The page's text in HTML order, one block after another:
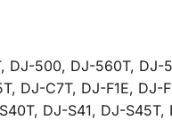
DJ-500, DJ-560T, DJ-
DJ-C7T, DJ-F1E, DJ-
DJ-S41, DJ-